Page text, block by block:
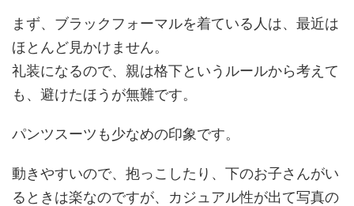
まず、ブラックフォーマルを着ている人は、最近は
ほとんど見かけません。
礼装になるので、親は格下というルールから考えて
も、避けたほうが無難です。
パンツスーツも少なめの印象です。
動きやすいので、抱っこしたり、下のお子さんがい
るときは楽なのですが、カジュアル性が出て写真の